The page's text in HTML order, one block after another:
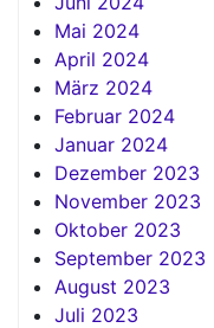
Mai 2024
April 2024
März 2024
Februar 2024
Januar 2024
Dezember 2023
November 2023
Oktober 2023
September 2023
August 2023
Juli 2023